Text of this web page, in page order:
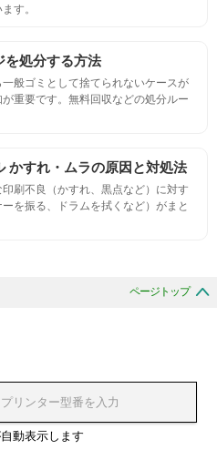
着度
合性
印刷
耐久性
す。
を処分する方法
般ゴミとして捨てられないケースが
重要です。無料回収などの処分ルー
かすれ・ムラの原因と対処法
刷不良（かすれ、黒点など）に対す
を振る、ドラムを拭くなど）がまと
ページトップ
動表示します